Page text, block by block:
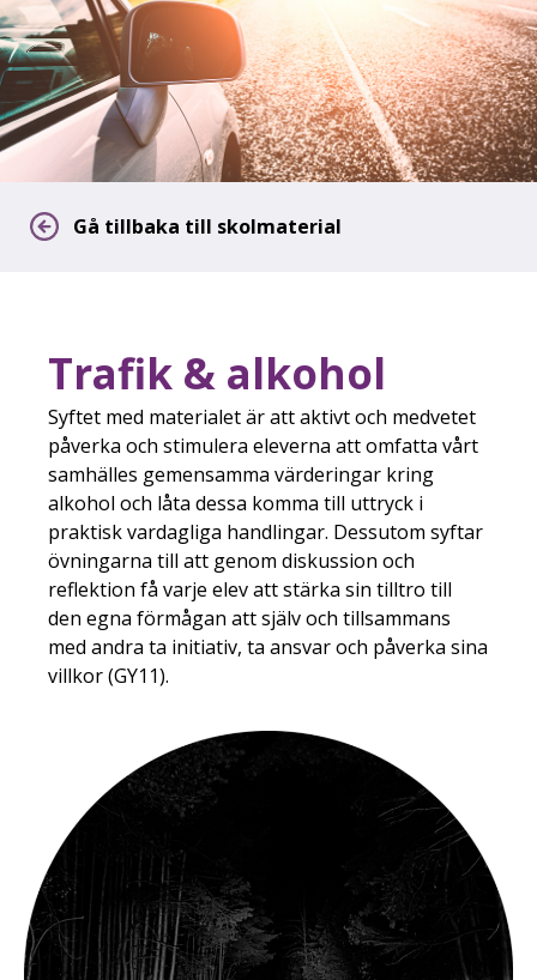
Gå tillbaka till skolmaterial
Trafik & alkohol
Syftet med materialet är att aktivt och medvetet
påverka och stimulera eleverna att omfatta vårt
samhälles gemensamma värderingar kring
alkohol och låta dessa komma till uttryck i
praktisk vardagliga handlingar. Dessutom syftar
övningarna till att genom diskussion och
reflektion få varje elev att stärka sin tilltro till
den egna förmågan att själv och tillsammans
med andra ta initiativ, ta ansvar och påverka sina
villkor (GY11).